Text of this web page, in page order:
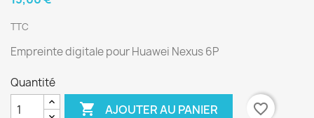
TTC
Empreinte digitale pour Huawei Nexus 6P
Quantité
 AJOUTER AU PANIER
favorite_border